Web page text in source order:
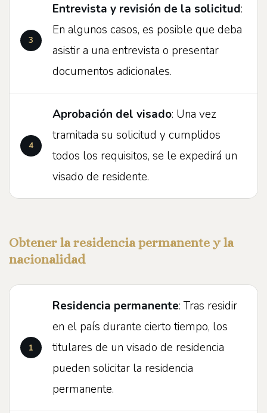
Entrevista y revisión de la solicitud:
En algunos casos, es posible que deba
asistir a una entrevista o presentar
documentos adicionales.
Aprobación del visado: Una vez
tramitada su solicitud y cumplidos
todos los requisitos, se le expedirá un
visado de residente.
Obtener la residencia permanente y la
nacionalidad
Residencia permanente: Tras residir
en el país durante cierto tiempo, los
titulares de un visado de residencia
pueden solicitar la residencia
permanente.